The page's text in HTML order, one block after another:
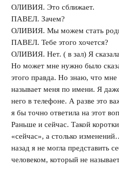
ОЛИВИЯ. Это сближает.
ПАВЕЛ. Зачем?
ОЛИВИЯ. Мы можем стать
ПАВЕЛ. Тебе этого хочется?
ОЛИВИЯ. Нет. ( в зал) Я сказала
Но может мне нужно было
этого правда. Но знаю, что мне
называет меня по имени. Я
него в телефоне. А разве это
я бы точно ответила на этот
Раньше и сейчас. Такой
«сейчас», а столько
назад я не могла представить
человеком, который не